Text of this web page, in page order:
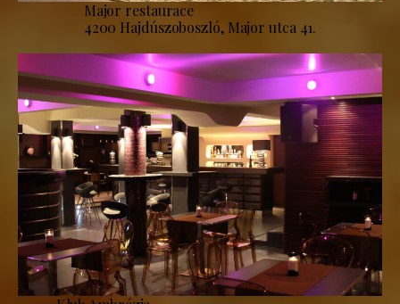
Major restaurace
4200 Hajdúszoboszló, Major utca 41.